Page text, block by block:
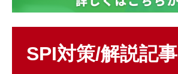
SPI対策/解説記事